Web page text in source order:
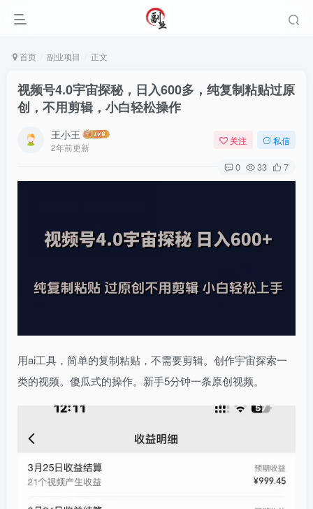
首页 副业项目 正文
视频号4.0宇宙探秘，日入600多，纯复制粘贴过原
创，不用剪辑，小白轻松操作
王小王
2年前更新
关注 私信
0 33 7
用ai工具，简单的复制粘贴，不需要剪辑。创作宇宙探索一
类的视频。傻瓜式的操作。新手5分钟一条原创视频。